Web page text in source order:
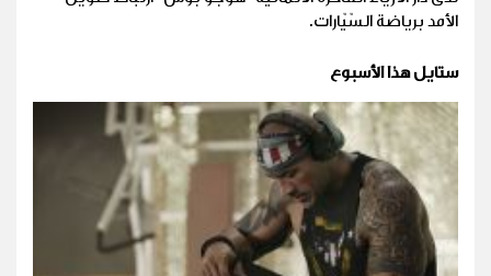
الأمد برياضة السّيّارات.
ستايل هذا الأسبوع